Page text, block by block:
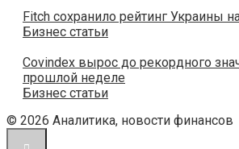
Fitch сохранило рейтинг Украины
Бизнес статьи
Covindex вырос до рекордного
прошлой неделе
Бизнес статьи
© 2026 Аналитика, новости финансов